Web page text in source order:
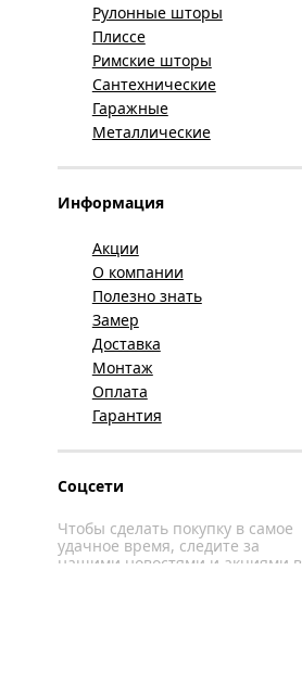
Рулонные шторы
Плиссе
Римские шторы
Сантехнические
Гаражные
Металлические
Информация
Акции
О компании
Полезно знать
Замер
Доставка
Монтаж
Оплата
Гарантия
Соцсети
Чтобы сделать покупку в самое
удачное время, следите за
нашими новостями и акциями в